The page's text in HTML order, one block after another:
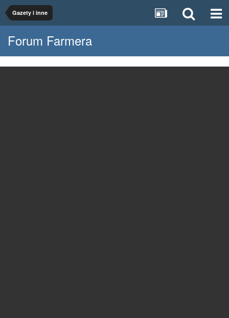
Gazety i inne
Forum Farmera